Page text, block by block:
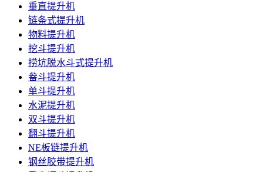
垂直提升机
链条式提升机
物料提升机
挖斗提升机
捞坑脱水斗式提升机
畚斗提升机
单斗提升机
水泥提升机
双斗提升机
翻斗提升机
NE板链提升机
钢丝胶带提升机